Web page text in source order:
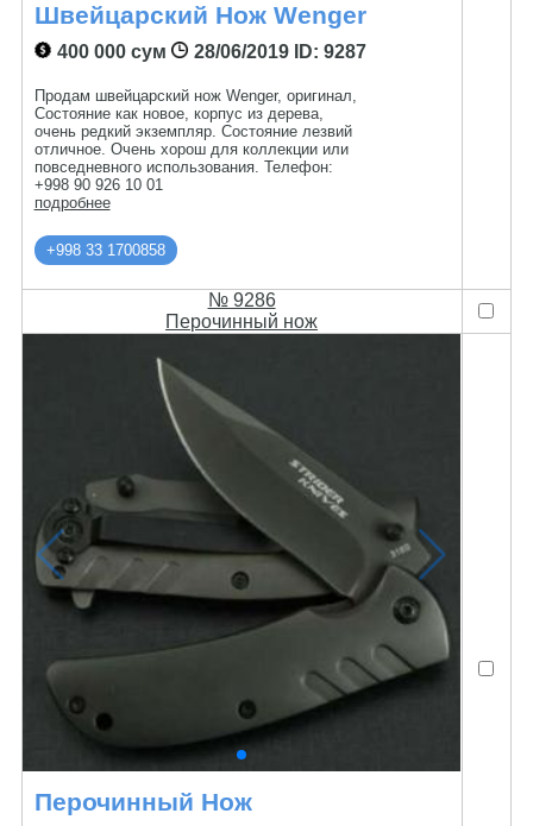
Швейцарский Нож Wenger
400 000 сум 28/06/2019ID: 9287
Продам швейцарский нож Wenger, оригинал,
Состояние как новое, корпус из дерева,
очень редкий экземпляр. Состояние лезвий
отличное. Очень хорош для коллекции или
повседневного использования. Телефон:
+998 90 926 10 01
подробнее
+998 33 1700858
№ 9286
Перочинный нож
Перочинный Нож